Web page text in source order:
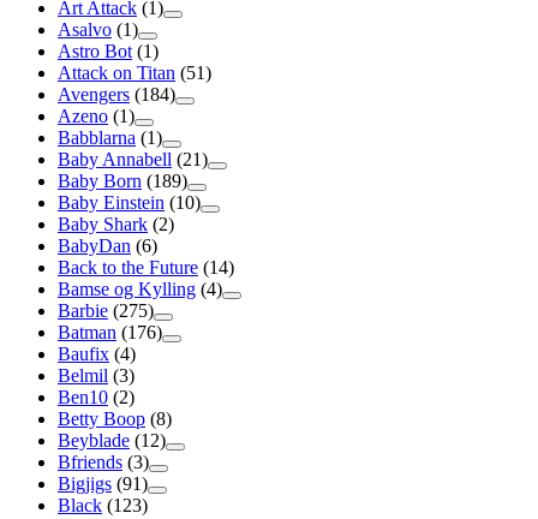
Art Attack (1)
Asalvo (1)
Astro Bot (1)
Attack on Titan (51)
Avengers (184)
Azeno (1)
Babblarna (1)
Baby Annabell (21)
Baby Born (189)
Baby Einstein (10)
Baby Shark (2)
BabyDan (6)
Back to the Future (14)
Bamse og Kylling (4)
Barbie (275)
Batman (176)
Baufix (4)
Belmil (3)
Ben10 (2)
Betty Boop (8)
Beyblade (12)
Bfriends (3)
Bigjigs (91)
Black (123)